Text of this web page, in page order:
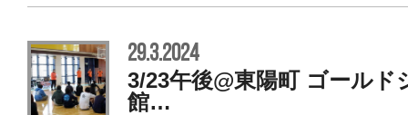
29.3.2024
3/23午後@東陽町 ゴールド
館…